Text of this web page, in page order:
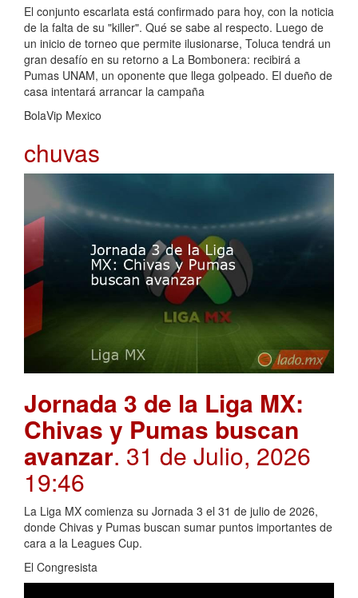
El conjunto escarlata está confirmado para hoy, con la noticia
de la falta de su "killer". Qué se sabe al respecto. Luego de
un inicio de torneo que permite ilusionarse, Toluca tendrá un
gran desafío en su retorno a La Bombonera: recibirá a
Pumas UNAM, un oponente que llega golpeado. El dueño de
casa intentará arrancar la campaña
BolaVip Mexico
chuvas
Jornada 3 de la Liga MX:
Chivas y Pumas buscan
avanzar. 31 de Julio, 2026
19:46
La Liga MX comienza su Jornada 3 el 31 de julio de 2026,
donde Chivas y Pumas buscan sumar puntos importantes de
cara a la Leagues Cup.
El Congresista